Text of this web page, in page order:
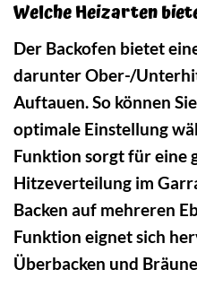
Welche Heizarten
Der Backofen bietet
darunter Ober-/
Auftauen. So können
optimale Einstellung
Funktion sorgt für eine
Hitzeverteilung im
Backen auf mehreren
Funktion eignet sich
Überbacken und